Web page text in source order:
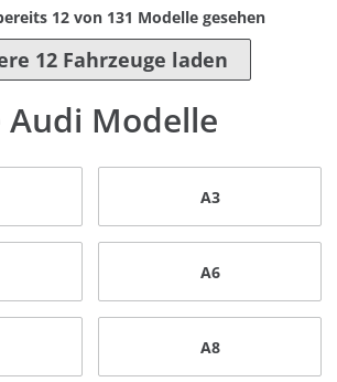
12von 131 Modelle gesehen
12 Fahrzeuge laden
Modelle
A3
A6
A8